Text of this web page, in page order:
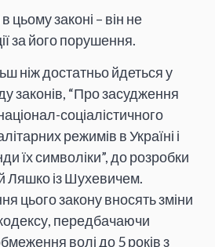
цьому законі – він не
за його порушення.
ніж достатньо йдеться у
законів, “Про засудження
соціалістичного
режимів в Україні і
їх символіки”, до розробки
Ляшко із Шухевичем.
цього закону вносять зміни
передбачаючи
волі до 5 років з